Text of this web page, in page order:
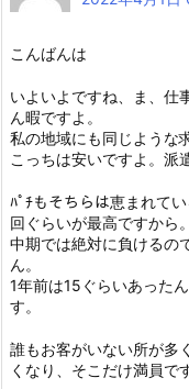
こんばんは
いよいよですね、ま、仕
ん暇ですよ。
私の地域にも同じような
こっちは安いですよ。派
ﾊﾟﾁもそちらは恵まれて
回ぐらいが最高ですから。
中期では絶対に負けるの
ん。
1年前は15ぐらいあった
す。
誰もお客がいない所が多
くなり、そこだけ満員で